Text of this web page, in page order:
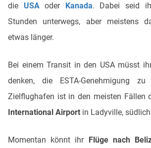
die USAoder Kanada. Dabei seid
Stunden unterwegs, aber meistens
etwas länger.
Bei einem Transit in den USA müsst
denken, die ESTA-Genehmigung
Zielflughafen ist in den meisten Fällen
International Airport in Ladyville,
Momentan könnt ihr Flüge nach